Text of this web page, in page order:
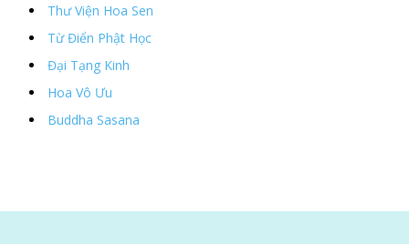
Thư Viện Hoa Sen
Từ Điển Phật Học
Đại Tạng Kinh
Hoa Vô Ưu
Buddha Sasana